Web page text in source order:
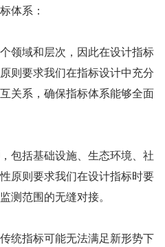
体系：
领域和层次，因此在设计指标
则要求我们在指标设计中充分
关系，确保指标体系能够全面
包括基础设施、生态环境、社
原则要求我们在设计指标时要
测范围的无缝对接。
统指标可能无法满足新形势下